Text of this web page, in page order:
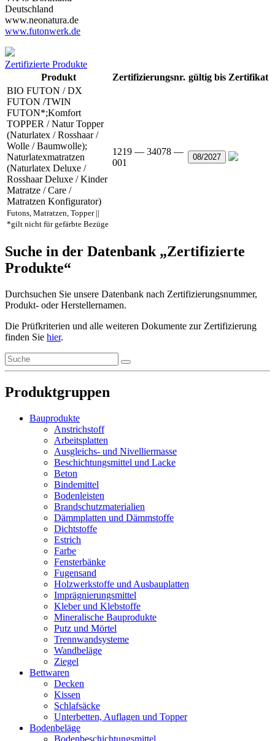
Deutschland
www.neonatura.de
www.futonwerk.de
Zertifizierte Produkte
Produkt
Zertifizierungsnr. gültig bis Zertifikat
BIO FUTON / DX
FUTON /TWIN
FUTON*;Komfort
TOPPER / Natur Topper
(Naturlatex / Rosshaar /
Wolle / Baumwolle);
Naturlatexmatratzen
(Naturlatex Deluxe /
Rosshaar Deluxe / Kinder
Matratze / Care /
Matratzen Konfigurator)
Futons, Matratzen, Topper ||
*gilt nicht für gefärbte Bezüge
1219 — 34078 —
001
08/2027
Suche in der Datenbank „Zertifizierte
Produkte“
Durchsuchen Sie unsere Datenbank nach Zertifizierungsnummer,
Produkt- oder Herstellernamen.
Die Prüfkriterien und alle weiteren Dokumente zur Zertifizierung
finden Sie hier.
Produktgruppen
Bauprodukte
Anstrichstoff
Arbeitsplatten
Ausgleichs- und Nivelliermasse
Beschichtungsmittel und Lacke
Beton
Bindemittel
Bodenleisten
Brandschutzmaterialien
Dämmplatten und Dämmstoffe
Dichtstoffe
Estrich
Farbe
Fensterbänke
Fugensand
Holzwerkstoffe und Ausbauplatten
Imprägnierungsmittel
Kleber und Klebstoffe
Mineralische Bauprodukte
Putz und Mörtel
Trennwandsysteme
Wandbeläge
Ziegel
Bettwaren
Decken
Kissen
Schlafsäcke
Unterbetten, Auflagen und Topper
Bodenbeläge
Bodenbeschichtungsmittel